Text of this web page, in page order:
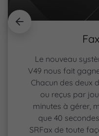
Le nouveau
V49 nous fait
Chacun des deux
ou reçus par
minutes à gérer,
que 40
SRFax de toute